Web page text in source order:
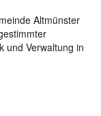
Altmünster
und Verwaltung in